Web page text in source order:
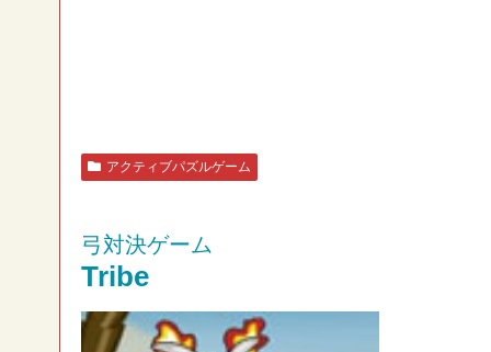
アクティブパズルゲーム
弓対決ゲーム
Tribe